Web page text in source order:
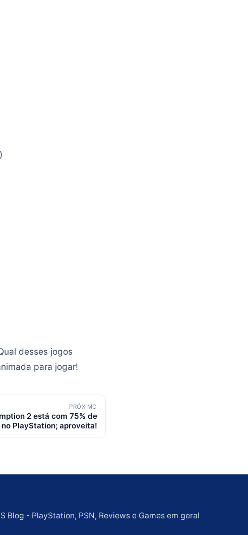
desses jogos
para jogar!
PRÓXIMO
2 está com 75% de
PlayStation; aproveita!
Blog - PlayStation, PSN, Reviews e Games em geral